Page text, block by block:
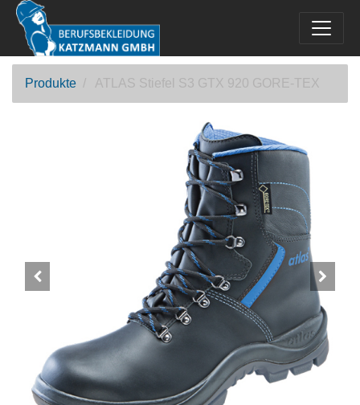
Produkte ATLAS Stiefel S3 GTX 920 GORE-TEX